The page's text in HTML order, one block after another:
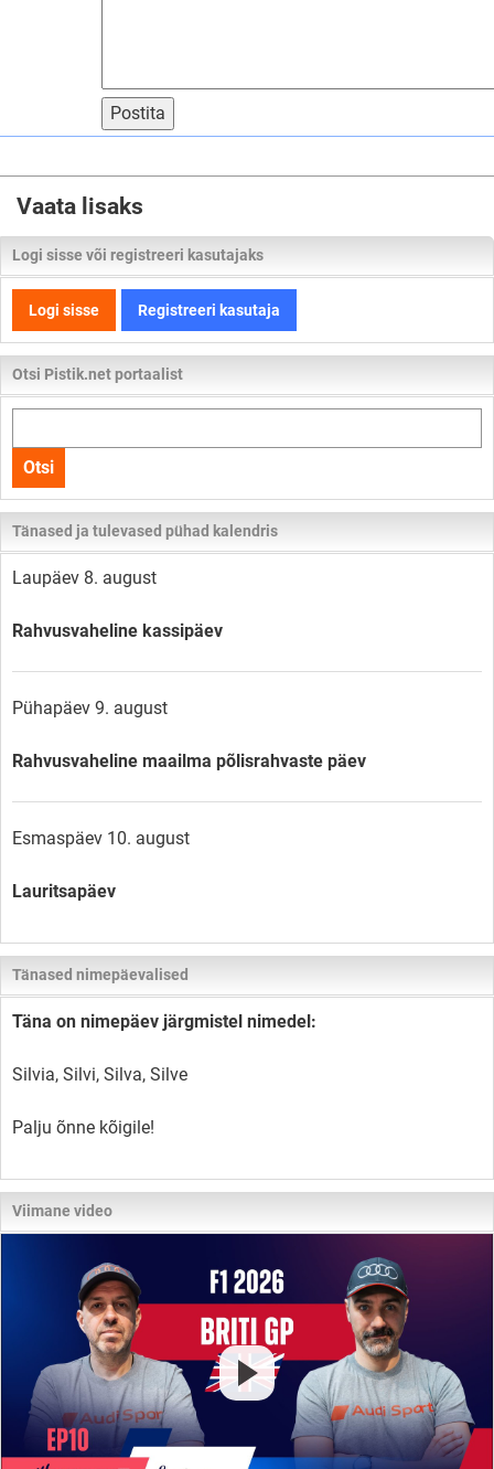
Postita
Vaata lisaks
Logi sisse või registreeri kasutajaks
Logi sisse Registreeri kasutaja
Otsi Pistik.net portaalist
kogu
lehelt
Otsi
Tänased ja tulevased pühad kalendris
Laupäev 8. august
Rahvusvaheline kassipäev
Pühapäev 9. august
Rahvusvaheline maailma põlisrahvaste päev
Esmaspäev 10. august
Lauritsapäev
Tänased nimepäevalised
Täna on nimepäev järgmistel nimedel:
Silvia, Silvi, Silva, Silve
Palju õnne kõigile!
Viimane video